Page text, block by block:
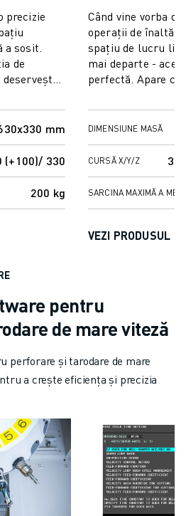
precizie
sosit.
de
mm
(+100)/ 330
200 kg
Când vine vorba
operații de înaltă
spațiu de lucru
mai departe -
perfectă. Apare ca
DIMENSIUNE MASĂ
CURSĂ X/Y/Z
SARCINA MAXIMĂ A
VEZI PRODUSUL
pentru
de mare viteză
perforare și tarodare de mare
a crește eficiența și precizia